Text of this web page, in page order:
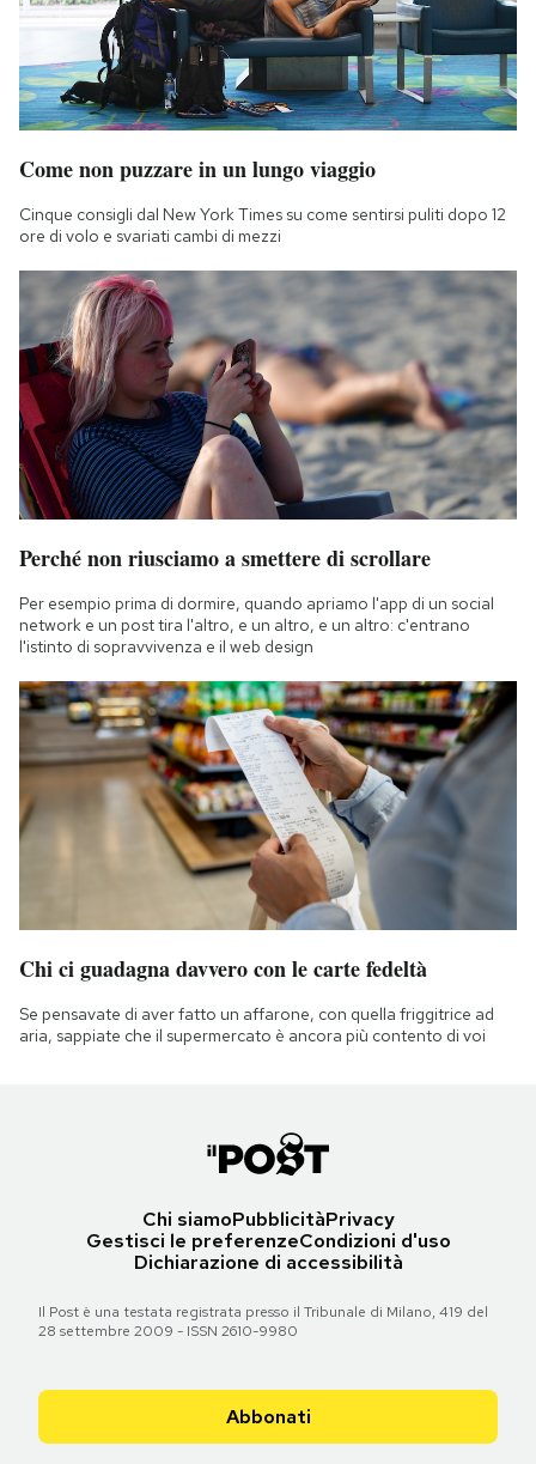
Come non puzzare in un lungo viaggio
Cinque consigli dal New York Times su come sentirsi puliti dopo 12
ore di volo e svariati cambi di mezzi
Perché non riusciamo a smettere di scrollare
Per esempio prima di dormire, quando apriamo l'app di un social
network e un post tira l'altro, e un altro, e un altro: c'entrano
l'istinto di sopravvivenza e il web design
Chi ci guadagna davvero con le carte fedeltà
Se pensavate di aver fatto un affarone, con quella friggitrice ad
aria, sappiate che il supermercato è ancora più contento di voi
Chi siamoPubblicitàPrivacy
Gestisci le preferenzeCondizioni d'uso
Dichiarazione di accessibilità
Il Post è una testata registrata presso il Tribunale di Milano, 419 del
28 settembre 2009 - ISSN 2610-9980
Abbonati